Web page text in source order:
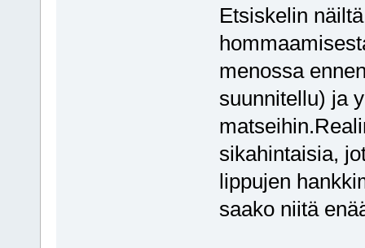
Etsiskelin
menossa
suunnitellu) ja
sikahintaisia,
lippujen
saako niitä